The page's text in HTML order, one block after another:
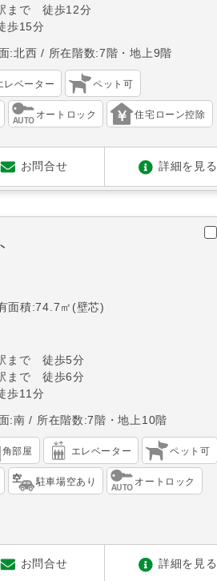
まで 徒歩12分
歩15分
:北西 所在階数:7階・地上9階
レベーター ペット可
オートロック 住宅ローン控除
お問合せ 詳細を見る
面積:74.7㎡(壁芯)
まで 徒歩5分
まで 徒歩6分
歩11分
:南 所在階数:7階・地上10階
角部屋 エレベーター ペット可
駐車場空あり オートロック
お問合せ 詳細を見る